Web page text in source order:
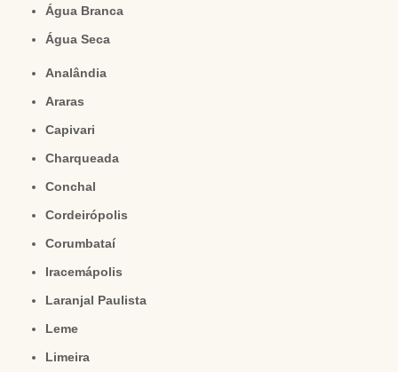
Água Branca
Água Seca
Analândia
Araras
Capivari
Charqueada
Conchal
Cordeirópolis
Corumbataí
Iracemápolis
Laranjal Paulista
Leme
Limeira